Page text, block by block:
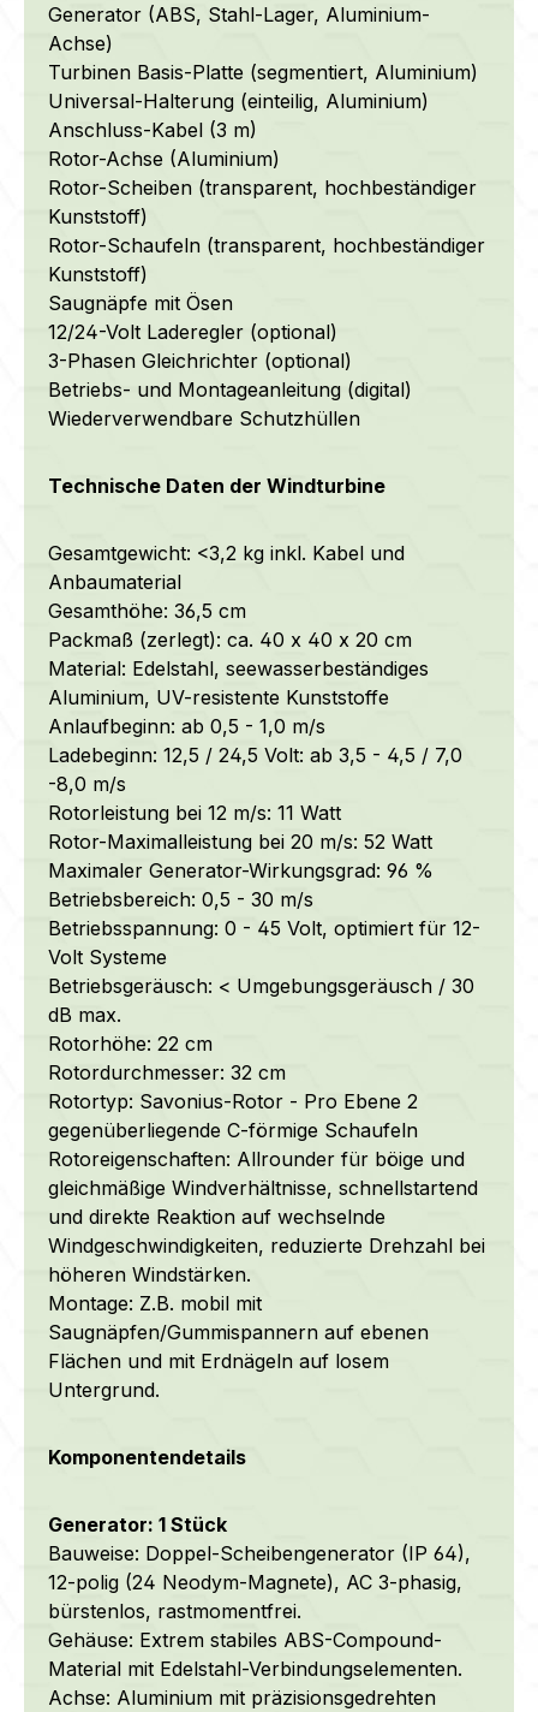
Generator (ABS, Stahl-Lager, Aluminium-
Achse)
Turbinen Basis-Platte (segmentiert, Aluminium)
Universal-Halterung (einteilig, Aluminium)
Anschluss-Kabel (3 m)
Rotor-Achse (Aluminium)
Rotor-Scheiben (transparent, hochbeständiger
Kunststoff)
Rotor-Schaufeln (transparent, hochbeständiger
Kunststoff)
Saugnäpfe mit Ösen
12/24-Volt Laderegler (optional)
3-Phasen Gleichrichter (optional)
Betriebs- und Montageanleitung (digital)
Wiederverwendbare Schutzhüllen
Technische Daten der Windturbine
Gesamtgewicht: <3,2 kg inkl. Kabel und
Anbaumaterial
Gesamthöhe: 36,5 cm
Packmaß (zerlegt): ca. 40 x 40 x 20 cm
Material: Edelstahl, seewasserbeständiges
Aluminium, UV-resistente Kunststoffe
Anlaufbeginn: ab 0,5 - 1,0 m/s
Ladebeginn: 12,5 / 24,5 Volt: ab 3,5 - 4,5 / 7,0
-8,0 m/s
Rotorleistung bei 12 m/s: 11 Watt
Rotor-Maximalleistung bei 20 m/s: 52 Watt
Maximaler Generator-Wirkungsgrad: 96 %
Betriebsbereich: 0,5 - 30 m/s
Betriebsspannung: 0 - 45 Volt, optimiert für 12-
Volt Systeme
Betriebsgeräusch: < Umgebungsgeräusch / 30
dB max.
Rotorhöhe: 22 cm
Rotordurchmesser: 32 cm
Rotortyp: Savonius-Rotor - Pro Ebene 2
gegenüberliegende C-förmige Schaufeln
Rotoreigenschaften: Allrounder für böige und
gleichmäßige Windverhältnisse, schnellstartend
und direkte Reaktion auf wechselnde
Windgeschwindigkeiten, reduzierte Drehzahl bei
höheren Windstärken.
Montage: Z.B. mobil mit
Saugnäpfen/Gummispannern auf ebenen
Flächen und mit Erdnägeln auf losem
Untergrund.
Komponentendetails
Generator: 1 Stück
Bauweise: Doppel-Scheibengenerator (IP 64),
12-polig (24 Neodym-Magnete), AC 3-phasig,
bürstenlos, rastmomentfrei.
Gehäuse: Extrem stabiles ABS-Compound-
Material mit Edelstahl-Verbindungselementen.
Achse: Aluminium mit präzisionsgedrehten